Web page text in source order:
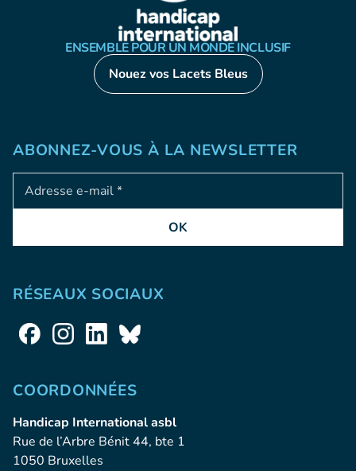
ENSEMBLE POUR UN MONDE INCLUSIF
Nouez vos Lacets Bleus
ABONNEZ-VOUS À LA NEWSLETTER
Adresse e-mail
OK
RÉSEAUX SOCIAUX
COORDONNÉES
Handicap International asbl
Rue de l’Arbre Bénit 44, bte 1
1050 Bruxelles